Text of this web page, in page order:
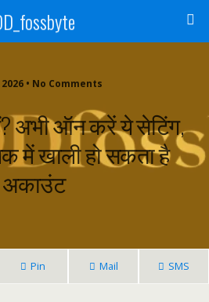
• No Comments
अभी ऑन करें ये सेटिंग,
में खाली हो सकता है
अकाउंट
Pin Mail SMS